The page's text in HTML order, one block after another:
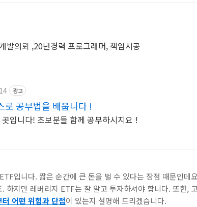
발의뢰 ,20년경력 프로그래머, 책임시공
광고
로 공부법을 배웁니다 !
입니다! 초보분들 함께 공부하시지요 !
입니다. 짧은 순간에 큰 돈을 벌 수 있다는 장점 때문인데
하지만 레버리지 ETF는 잘 알고 투자하셔야 합니다. 또한,
어떤 위험과 단점이 있는지 설명해 드리겠습니다.